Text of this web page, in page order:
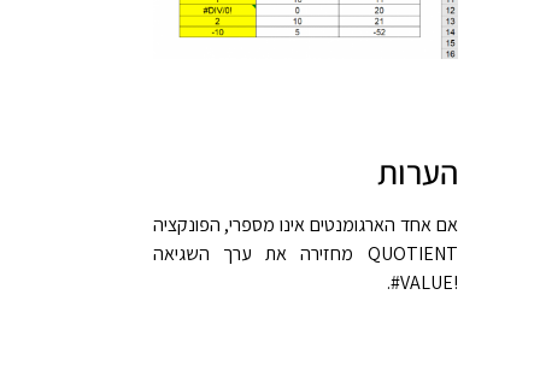
הערות
אם אחד הארגומנטים אינו מספרי, הפונקציה
‎#VALUE!‎.